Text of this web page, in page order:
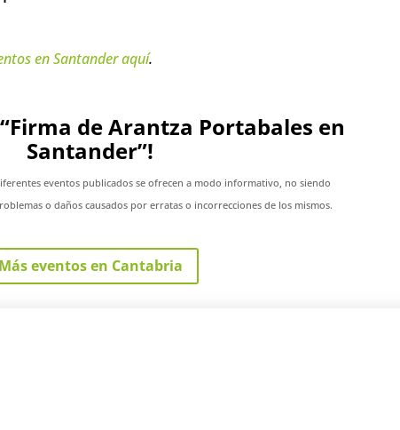
en Santanderaquí.
de Arantza Portabales en
Santander”!
eventos publicados se ofrecen a modo informativo, no siendo
o daños causados por erratas o incorrecciones de los mismos.
Más eventos en Cantabria